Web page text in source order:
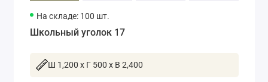
На складе: 100 шт.
Школьный уголок 17
Ш 1,200 x Г 500 x В 2,400